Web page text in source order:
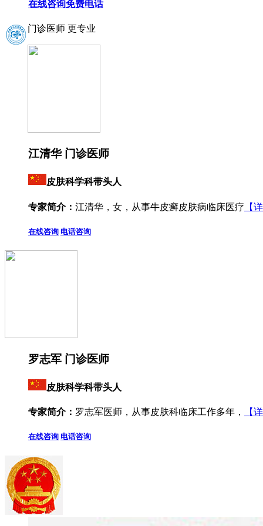
在线咨询免费电话
门诊医师 更专业
江清华 门诊医师
皮肤科学科带头人
专家简介： 江清华，女，从事牛皮癣皮肤病临床医疗 【
在线咨询 电话咨询
罗志军 门诊医师
皮肤科学科带头人
专家简介： 罗志军医师，从事皮肤科临床工作多年， 【
在线咨询 电话咨询